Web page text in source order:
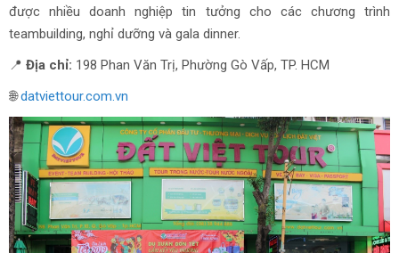
được nhiều doanh nghiệp tin tưởng cho các chương trình
teambuilding, nghỉ dưỡng và gala dinner.
📍 Địa chỉ: 198 Phan Văn Trị, Phường Gò Vấp, TP. HCM
🌐datviettour.com.vn